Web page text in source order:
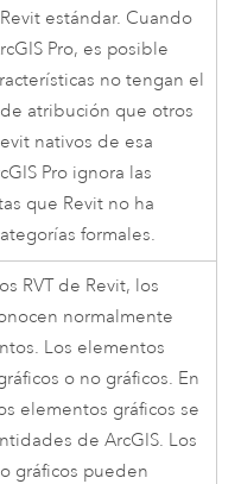
estándar. Cuando
Pro, es posible
no tengan el
atribución que otros
nativos de esa
Pro ignora las
que Revit no ha
formales.
RVT de Revit, los
normalmente
Los elementos
o no gráficos. En
elementos gráficos se
de ArcGIS. Los
gráficos pueden